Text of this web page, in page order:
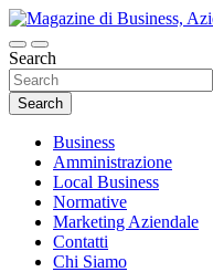
Skip
to
content
Magazine di
Amministrazione
Search
Search
Business
Amministrazione
Local Business
Normative
Marketing Aziendale
Contatti
Chi Siamo